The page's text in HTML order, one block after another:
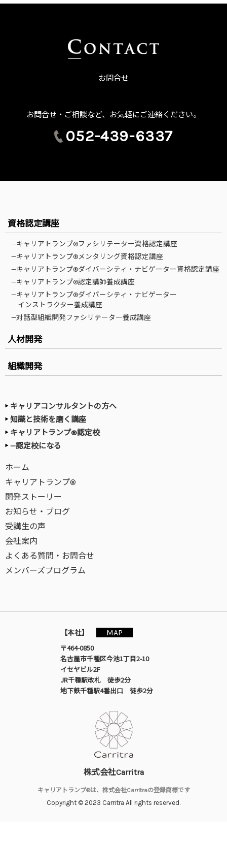
お問合せ
お問合せ・ご相談など、お気軽にご連絡ください。
052-439-6337
資格認定講座
—キャリアトランプ®ファシリテーター資格認定講座
—キャリアトランプ®メンタリング資格認定講座
—キャリアトランプ®ダイバーシティ・ナビゲーター資格認定講座
—キャリアトランプ®認定講師養成講座
—キャリアトランプ®ダイバーシティ・ナビゲーター
インストラクター養成講座
—対話型組織開発ファシリテーター養成講座
人材開発
組織開発
キャリアコンサルタントの方へ
知識と技術を磨く講座
キャリアトランプ®認定校
—認定校になる
ホーム
キャリアトランプ®
開発ストーリー
お知らせ・ブログ
受講生の声
会社案内
よくある質問・お問合せ
メンバーズプログラム
【本社】
MAP
〒464-0850
名古屋市千種区今池1丁目2-10
イセヤビル2F
JR千種駅改札 徒歩2分
地下鉄千種駅4番出口 徒歩2分
株式会社Carritra
キャリアトランプ®は、株式会社Carritraの登録商標です
Copyright © 2023 Carritra All rights reserved.